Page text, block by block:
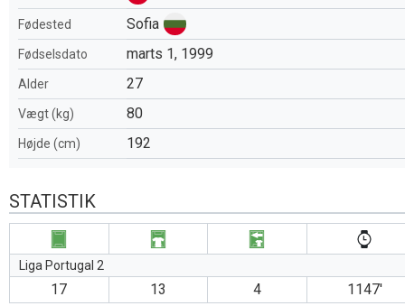
Fødested Sofia
Fødselsdato marts 1, 1999
Alder 27
Vægt (kg) 80
Højde (cm) 192
STATISTIK
Liga Portugal 2
17 13 4 1147′